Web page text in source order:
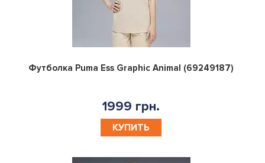
0
Футболка Puma Ess Graphic Animal (69249187)
1999 грн.
КУПИТЬ